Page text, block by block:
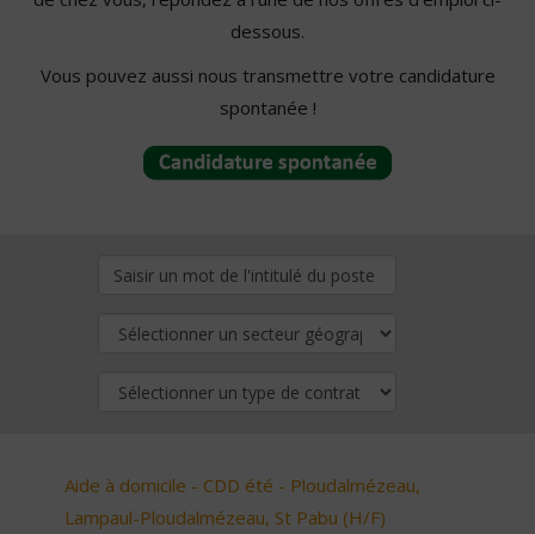
dessous.
Vous pouvez aussi nous transmettre votre candidature
spontanée !
Aide à domicile - CDD été - Ploudalmézeau,
Lampaul-Ploudalmézeau, St Pabu (H/F)